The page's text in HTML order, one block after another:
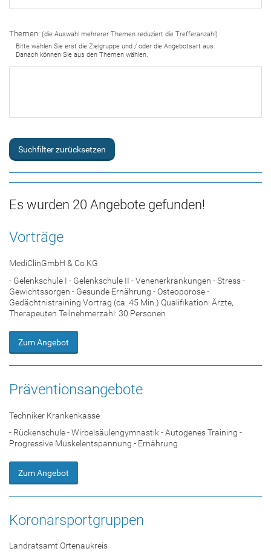
Themen: (die Auswahl mehrerer Themen reduziert die Trefferanzahl)
Bitte wählen Sie erst die Zielgruppe und / oder die Angebotsart aus.
Danach können Sie aus den Themen wählen.
Suchfilter zurücksetzen
Es wurden 20 Angebote gefunden!
Vorträge
MediClinGmbH & Co KG
- Gelenkschule I - Gelenkschule II - Venenerkrankungen - Stress -
Gewichtssorgen - Gesunde Ernährung - Osteoporose -
Gedächtnistraining Vortrag (ca. 45 Min.) Qualifikation: Ärzte,
Therapeuten Teilnehmerzahl: 30 Personen
Zum Angebot
Präventionsangebote
Techniker Krankenkasse
- Rückenschule - Wirbelsäulengymnastik - Autogenes Training -
Progressive Muskelentspannung - Ernährung
Zum Angebot
Koronarsportgruppen
Landratsamt Ortenaukreis